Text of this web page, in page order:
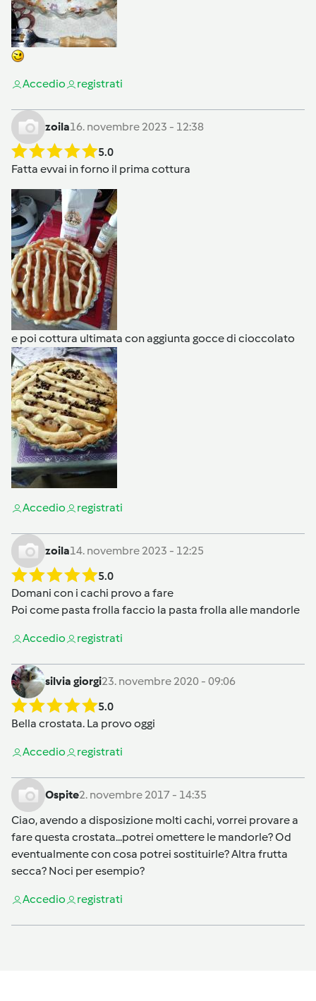
Accedio registrati
zoila16. novembre 2023 - 12:38
5.0
Fatta evvai in forno il prima cottura
e poi cottura ultimata con aggiunta gocce di cioccolato
Accedio registrati
zoila14. novembre 2023 - 12:25
5.0
Domani con i cachi provo a fare
Poi come pasta frolla faccio la pasta frolla alle mandorle
Accedio registrati
silvia giorgi23. novembre 2020 - 09:06
5.0
Bella crostata. La provo oggi
Accedio registrati
Ospite2. novembre 2017 - 14:35
Ciao, avendo a disposizione molti cachi, vorrei provare a
fare questa crostata...potrei omettere le mandorle? Od
eventualmente con cosa potrei sostituirle? Altra frutta
secca? Noci per esempio?
Accedio registrati